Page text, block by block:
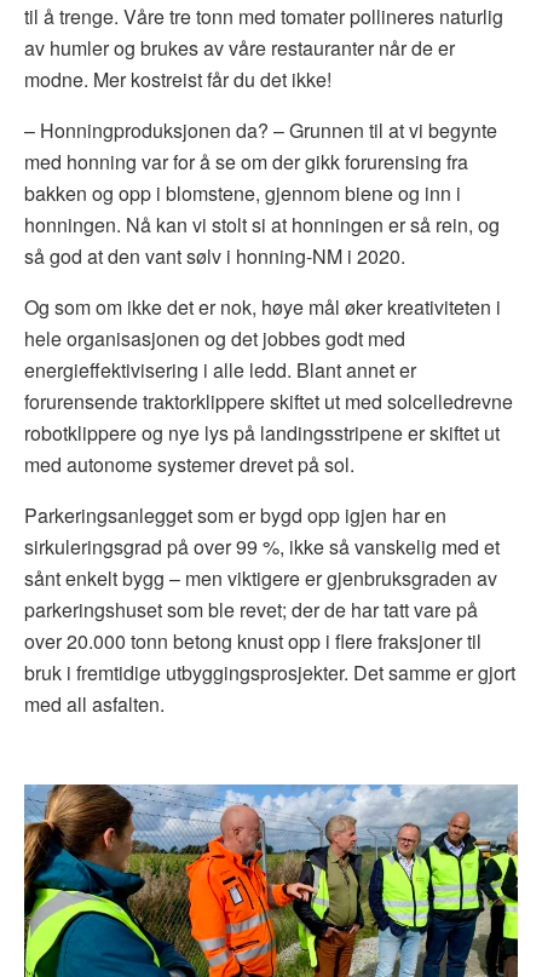
til å trenge. Våre tre tonn med tomater pollineres naturlig
av humler og brukes av våre restauranter når de er
modne. Mer kostreist får du det ikke!
– Honningproduksjonen da? – Grunnen til at vi begynte
med honning var for å se om der gikk forurensing fra
bakken og opp i blomstene, gjennom biene og inn i
honningen. Nå kan vi stolt si at honningen er så rein, og
så god at den vant sølv i honning-NM i 2020.
Og som om ikke det er nok, høye mål øker kreativiteten i
hele organisasjonen og det jobbes godt med
energieffektivisering i alle ledd. Blant annet er
forurensende traktorklippere skiftet ut med solcelledrevne
robotklippere og nye lys på landingsstripene er skiftet ut
med autonome systemer drevet på sol.
Parkeringsanlegget som er bygd opp igjen har en
sirkuleringsgrad på over 99 %, ikke så vanskelig med et
sånt enkelt bygg – men viktigere er gjenbruksgraden av
parkeringshuset som ble revet; der de har tatt vare på
over 20.000 tonn betong knust opp i flere fraksjoner til
bruk i fremtidige utbyggingsprosjekter. Det samme er gjort
med all asfalten.